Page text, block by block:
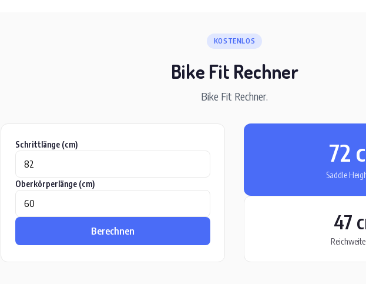
KOSTENLOS
Bike Fit Rechner
Bike Fit Rechner.
Schrittlänge (cm)
Oberkörperlänge (cm)
Berechnen
72
Saddle
47